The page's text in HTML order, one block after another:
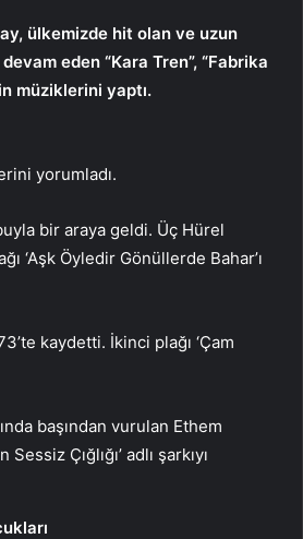
ülkemizde hit olan ve uzun
eden “Kara Tren”, “Fabrika
müziklerini yaptı.
yorumladı.
bir araya geldi. Üç Hürel
‘Aşk Öyledir Gönüllerde Bahar’ı
kaydetti. İkinci plağı ‘Çam
başından vurulan Ethem
Çığlığı’ adlı şarkıyı